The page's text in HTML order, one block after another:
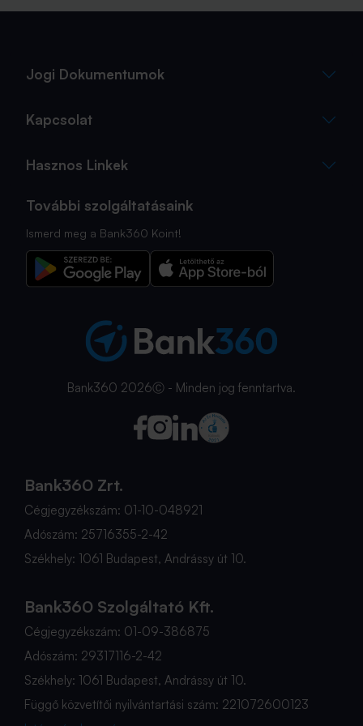
Jogi Dokumentumok
Kapcsolat
Hasznos Linkek
További szolgáltatásaink
Ismerd meg a Bank360 Koint!
Bank360 2026Ⓒ - Minden jog fenntartva.
Bank360 Zrt.
Cégjegyzékszám: 01-10-048921
Adószám: 25716355-2-42
Székhely: 1061 Budapest, Andrássy út 10.
Bank360 Szolgáltató Kft.
Cégjegyzékszám: 01-09-386875
Adószám: 29317116-2-42
Székhely: 1061 Budapest, Andrássy út 10.
Függő közvetítői nyilvántartási szám: 221072600123